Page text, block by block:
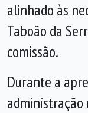
alinhado às
Taboão da
comissão.
Durante a
administração